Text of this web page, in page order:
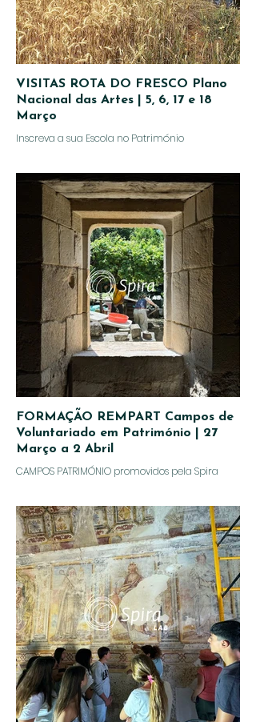
VISITAS ROTA DO FRESCO Plano
Nacional das Artes | 5, 6, 17 e 18
Março
Inscreva a sua Escola no Património
FORMAÇÃO REMPART Campos de
Voluntariado em Património | 27
Março a 2 Abril
CAMPOS PATRIMÓNIO promovidos pela Spira